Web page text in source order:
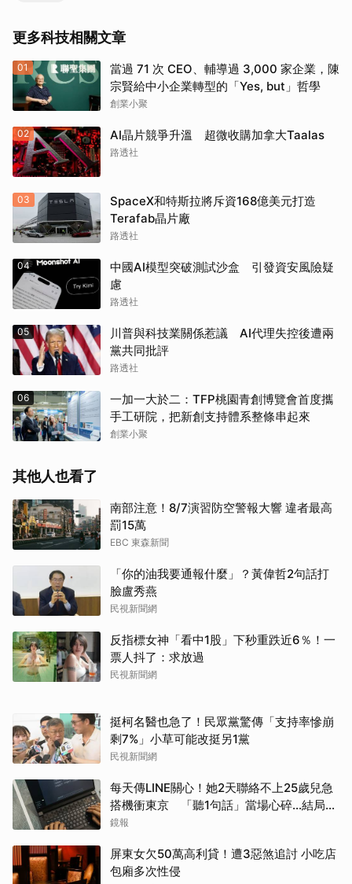
更多科技相關文章
01
當過 71 次 CEO、輔導過 3,000 家企業，陳
宗賢給中小企業轉型的「Yes, but」哲學
創業小聚
02 AI晶片競爭升溫 超微收購加拿大Taalas
路透社
03
SpaceX和特斯拉將斥資168億美元打造
Terafab晶片廠
路透社
04
中國AI模型突破測試沙盒 引發資安風險疑
慮
路透社
05
川普與科技業關係惹議 AI代理失控後遭兩
黨共同批評
路透社
06
一加一大於二：TFP桃園青創博覽會首度攜
手工研院，把新創支持體系整條串起來
創業小聚
其他人也看了
南部注意！8/7演習防空警報大響 違者最高
罰15萬
EBC 東森新聞
「你的油我要通報什麼」？黃偉哲2句話打
臉盧秀燕
民視新聞網
反指標女神「看中1股」下秒重跌近6％！一
票人抖了：求放過
民視新聞網
挺柯名醫也急了！民眾黨驚傳「支持率慘崩
剩7%」小草可能改挺另1黨
民視新聞網
每天傳LINE關心！她2天聯絡不上25歲兒急
搭機衝東京 「聽1句話」當場心碎...結局看
哭網
鏡報
屏東女欠50萬高利貸！遭3惡煞追討 小吃店
包廂多次性侵